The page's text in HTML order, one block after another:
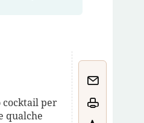
cocktail per
qualche